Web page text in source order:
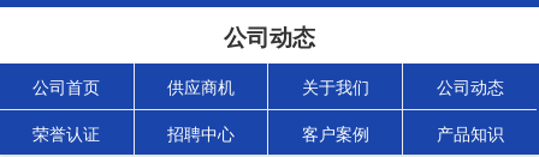
公司动态
公司首页 供应商机 关于我们 公司动态
荣誉认证 招聘中心 客户案例 产品知识